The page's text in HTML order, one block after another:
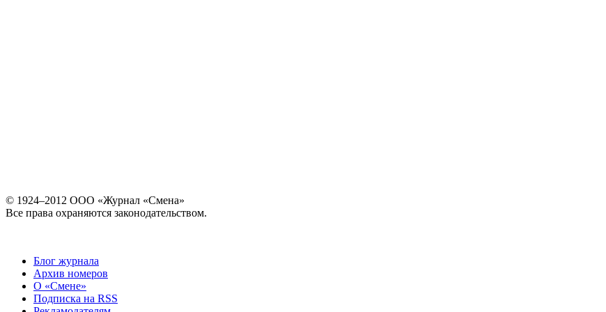
© 1924–2012 ООО «Журнал «Смена»
Все права охраняются законодательством.
Блог журнала
Архив номеров
О «Смене»
Подписка на RSS